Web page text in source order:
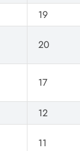
19
20
17
12
11